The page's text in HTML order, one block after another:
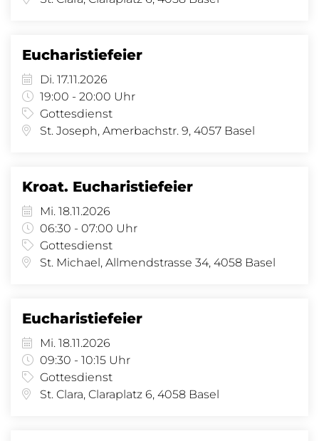
Eucharistiefeier
Di. 17.11.2026
19:00 - 20:00 Uhr
Gottesdienst
St. Joseph, Amerbachstr. 9, 4057 Basel
Kroat. Eucharistiefeier
Mi. 18.11.2026
06:30 - 07:00 Uhr
Gottesdienst
St. Michael, Allmendstrasse 34, 4058 Basel
Eucharistiefeier
Mi. 18.11.2026
09:30 - 10:15 Uhr
Gottesdienst
St. Clara, Claraplatz 6, 4058 Basel